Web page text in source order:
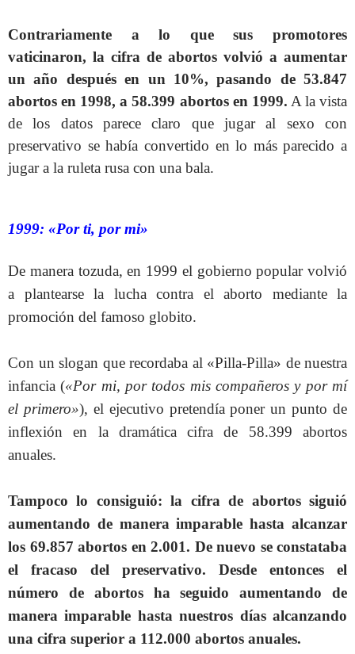
Contrariamente a lo que sus promotores
vaticinaron, la cifra de abortos volvió a aumentar
un año después en un 10%, pasando de 53.847
abortos en 1998, a 58.399 abortos en 1999. A la vista
de los datos parece claro que jugar al sexo con
preservativo se había convertido en lo más parecido a
jugar a la ruleta rusa con una bala.
1999: «Por ti, por mi»
De manera tozuda, en 1999 el gobierno popular volvió
a plantearse la lucha contra el aborto mediante la
promoción del famoso globito.
Con un slogan que recordaba al «Pilla-Pilla» de nuestra
infancia («Por mi, por todos mis compañeros y por mí
el primero»), el ejecutivo pretendía poner un punto de
inflexión en la dramática cifra de 58.399 abortos
anuales.
Tampoco lo consiguió: la cifra de abortos siguió
aumentando de manera imparable hasta alcanzar
los 69.857 abortos en 2.001. De nuevo se constataba
el fracaso del preservativo. Desde entonces el
número de abortos ha seguido aumentando de
manera imparable hasta nuestros días alcanzando
una cifra superior a 112.000 abortos anuales.